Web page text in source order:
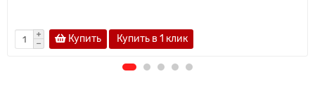
Купить Купить в 1 клик